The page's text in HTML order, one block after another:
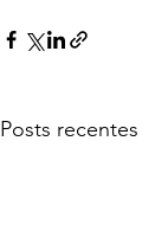
Posts recentes